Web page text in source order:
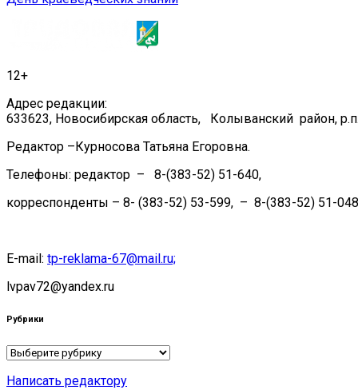
по
12+
Адрес редакции:
633623, Новосибирская область, Колыванский район,
Редактор –Курносова Татьяна Егоровна.
Телефоны: редактор – 8-(383-52) 51-640,
корреспонденты – 8- (383-52) 53-599, – 8-(383-52) 51-
E-mail: tp-reklama-67@mail.ru;
lvpav72@yandex.ru
Рубрики
Рубрики
Написать редактору